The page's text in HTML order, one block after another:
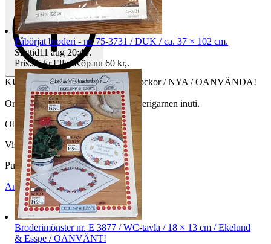
KULLA-GARN, nr. 4009 / 20 st dockor / NYA / OANVÄNDA!
Orginalkartong medföljer, med broderigarnen inuti.
Objektnr 730 543 629
Visningar 68
Publicerad 7 maj 21:04
Anmäl Sälj liknande
Påbörjat broderi - nr. 75-3731 / DUK / ca. 37 × 102 cm.
Sluttid11 aug 20:43.
Pris:55 kr,Eller Köp nu 60 kr,.
Broderimönster nr. E 3877 / WC-tavla / 18 × 13 cm / Ekelund
& Esspe / OANVÄNT!